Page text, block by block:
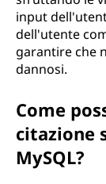
input
dell'utente
garantire che
dannosi.
Come
citazione
MySQL?